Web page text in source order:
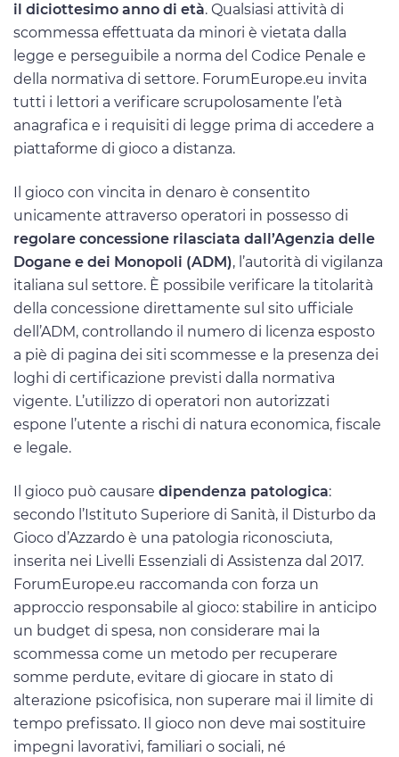
il diciottesimo anno di età. Qualsiasi attività di
scommessa effettuata da minori è vietata dalla
legge e perseguibile a norma del Codice Penale e
della normativa di settore. ForumEurope.eu invita
tutti i lettori a verificare scrupolosamente l’età
anagrafica e i requisiti di legge prima di accedere a
piattaforme di gioco a distanza.
Il gioco con vincita in denaro è consentito
unicamente attraverso operatori in possesso di
regolare concessione rilasciata dall’Agenzia delle
Dogane e dei Monopoli (ADM), l’autorità di vigilanza
italiana sul settore. È possibile verificare la titolarità
della concessione direttamente sul sito ufficiale
dell’ADM, controllando il numero di licenza esposto
a piè di pagina dei siti scommesse e la presenza dei
loghi di certificazione previsti dalla normativa
vigente. L’utilizzo di operatori non autorizzati
espone l’utente a rischi di natura economica, fiscale
e legale.
Il gioco può causare dipendenza patologica:
secondo l’Istituto Superiore di Sanità, il Disturbo da
Gioco d’Azzardo è una patologia riconosciuta,
inserita nei Livelli Essenziali di Assistenza dal 2017.
ForumEurope.eu raccomanda con forza un
approccio responsabile al gioco: stabilire in anticipo
un budget di spesa, non considerare mai la
scommessa come un metodo per recuperare
somme perdute, evitare di giocare in stato di
alterazione psicofisica, non superare mai il limite di
tempo prefissato. Il gioco non deve mai sostituire
impegni lavorativi, familiari o sociali, né